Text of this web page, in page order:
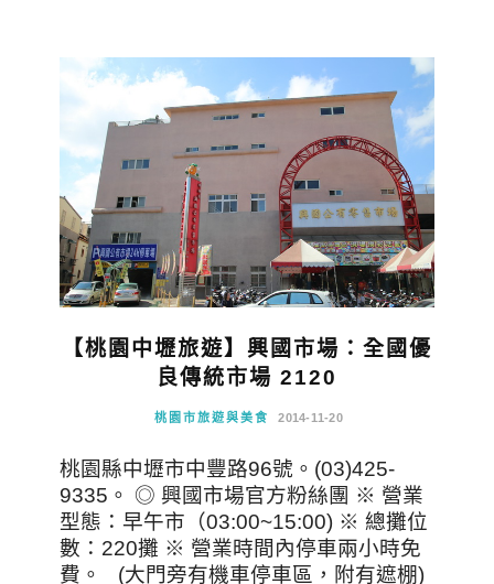
【桃園中壢旅遊】興國市場：全國優
良傳統市場 2120
桃園市旅遊與美食 2014-11-20
桃園縣中壢市中豐路96號‎。(03)425-
9335。 ◎ 興國市場官方粉絲團 ※ 營業
型態：早午市（03:00~15:00) ※ 總攤位
數：220攤 ※ 營業時間內停車兩小時免
費。 (大門旁有機車停車區，附有遮棚)